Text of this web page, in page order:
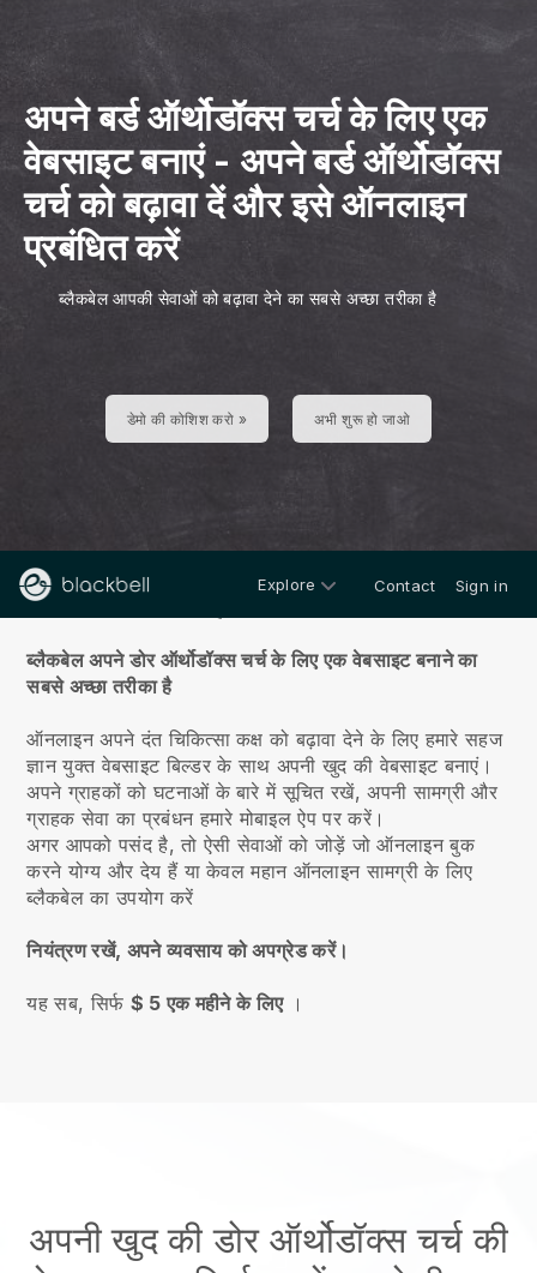
अपने बर्ड ऑर्थोडॉक्स चर्च के लिए एक
वेबसाइट बनाएं- अपने बर्ड ऑर्थोडॉक्स
चर्च को बढ़ावा दें और इसे ऑनलाइन
प्रबंधित करें
ब्लैकबेल आपकी सेवाओं को बढ़ावा देने का सबसे अच्छा तरीका है
डेमो की कोशिश करो » अभी शुरू हो जाओ
Explore Contact Sign in
ब्लैकबेल अपने डोर ऑर्थोडॉक्स चर्च के लिए एक वेबसाइट बनाने का
सबसे अच्छा तरीका है
ऑनलाइन अपने दंत चिकित्सा कक्ष को बढ़ावा देने के लिए हमारे सहज
ज्ञान युक्त वेबसाइट बिल्डर के साथ अपनी खुद की वेबसाइट बनाएं।
अपने ग्राहकों को घटनाओं के बारे में सूचित रखें, अपनी सामग्री और
ग्राहक सेवा का प्रबंधन हमारे मोबाइल ऐप पर करें।
अगर आपको पसंद है, तो ऐसी सेवाओं को जोड़ें जो ऑनलाइन बुक
करने योग्य और देय हैं या केवल महान ऑनलाइन सामग्री के लिए
ब्लैकबेल का उपयोग करें
नियंत्रण रखें, अपने व्यवसाय को अपग्रेड करें।
यह सब, सिर्फ $ 5 एक महीने के लिए।
अपनी खुद की डोर ऑर्थोडॉक्स चर्च की